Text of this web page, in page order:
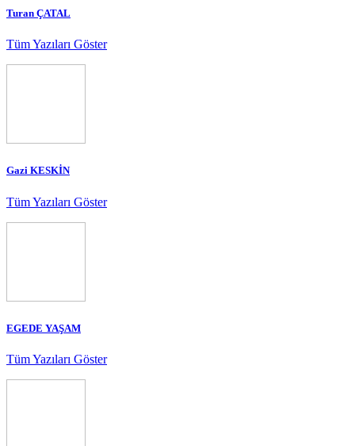
Turan ÇATAL
Tüm Yazıları Göster
Gazi KESKİN
Tüm Yazıları Göster
EGEDE YAŞAM
Tüm Yazıları Göster